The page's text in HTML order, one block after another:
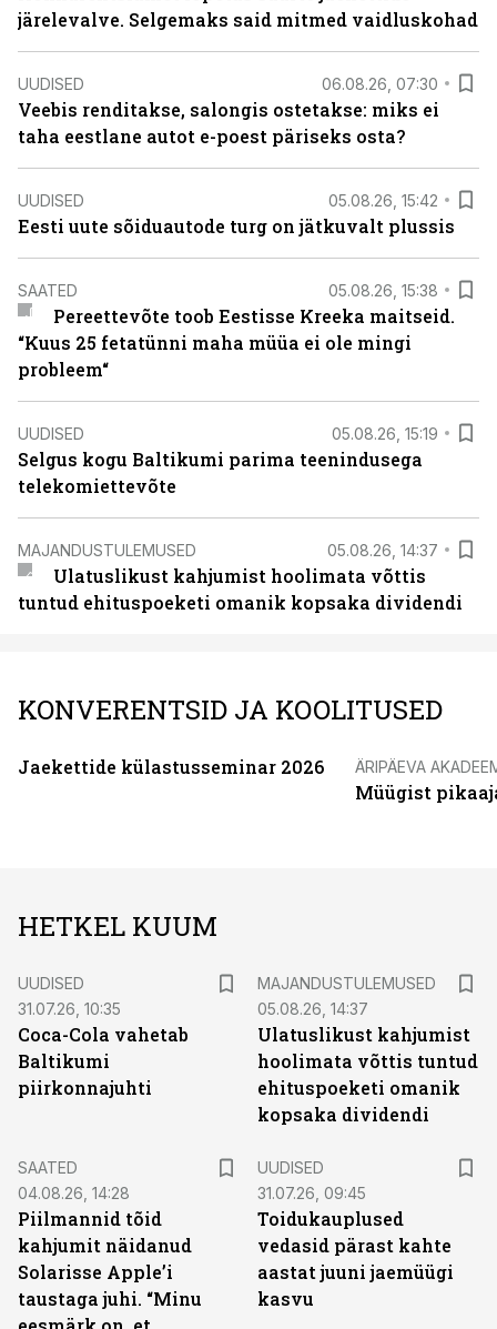
järelevalve. Selgemaks said mitmed vaidluskohad
UUDISED 06.08.26, 07:30
Veebis renditakse, salongis ostetakse: miks ei
taha eestlane autot e-poest päriseks osta?
UUDISED 05.08.26, 15:42
Eesti uute sõiduautode turg on jätkuvalt plussis
SAATED 05.08.26, 15:38
Pereettevõte toob Eestisse Kreeka maitseid.
“Kuus 25 fetatünni maha müüa ei ole mingi
probleem“
UUDISED 05.08.26, 15:19
Selgus kogu Baltikumi parima teenindusega
telekomiettevõte
MAJANDUSTULEMUSED 05.08.26, 14:37
Ulatuslikust kahjumist hoolimata võttis
tuntud ehituspoeketi omanik kopsaka dividendi
KONVERENTSID JA KOOLITUSED
Jaekettide külastusseminar 2026 ÄRIPÄEVA
Müügist
HETKEL KUUM
UUDISED
31.07.26, 10:35
Coca-Cola vahetab
Baltikumi
piirkonnajuhti
MAJANDUSTULEMUSED
05.08.26, 14:37
Ulatuslikust kahjumist
hoolimata võttis tuntud
ehituspoeketi omanik
kopsaka dividendi
SAATED
04.08.26, 14:28
Piilmannid tõid
kahjumit näidanud
Solarisse Apple’i
taustaga juhi. “Minu
UUDISED
31.07.26, 09:45
Toidukauplused
vedasid pärast kahte
aastat juuni jaemüügi
kasvu